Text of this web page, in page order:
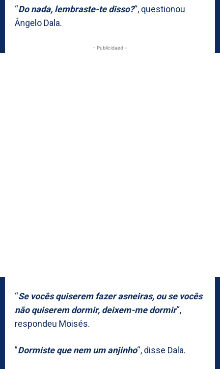
“Do nada, lembraste-te disso?“, questionou
Ângelo Dala.
- Publicidaed -
“Se vocês quiserem fazer asneiras, ou se vocês
não quiserem dormir, deixem-me dormir“,
respondeu Moisés.
”Dormiste que nem um anjinho“, disse Dala.